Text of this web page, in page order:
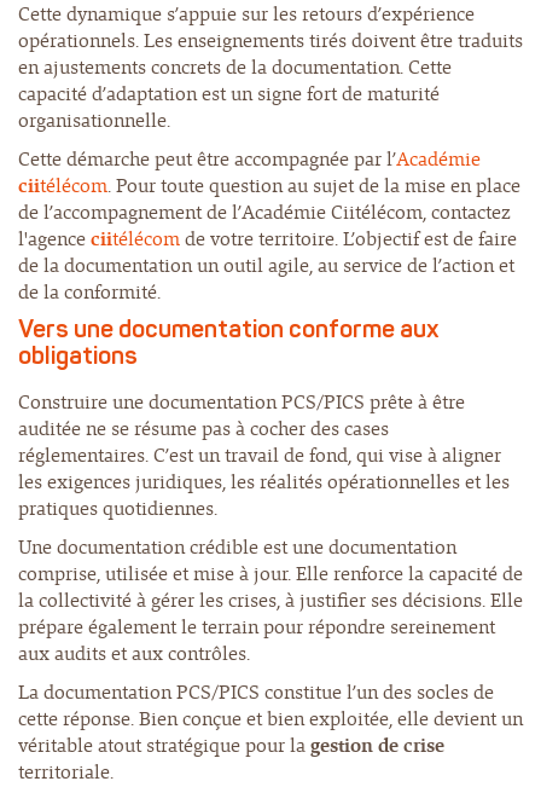
Cette dynamique s’appuie sur les retours d’expérience
opérationnels. Les enseignements tirés doivent être traduits
en ajustements concrets de la documentation. Cette
capacité d’adaptation est un signe fort de maturité
organisationnelle.
Cette démarche peut être accompagnée par l’Académie
ciitélécom. Pour toute question au sujet de la mise en place
de l’accompagnement de l’Académie Ciitélécom, contactez
l'agenceciitélécomde votre territoire. L’objectif est de faire
de la documentation un outil agile, au service de l’action et
de la conformité.
Vers une documentation conforme aux
obligations
Construire une documentation PCS/PICS prête à être
auditée ne se résume pas à cocher des cases
réglementaires. C’est un travail de fond, qui vise à aligner
les exigences juridiques, les réalités opérationnelles et les
pratiques quotidiennes.
Une documentation crédible est une documentation
comprise, utilisée et mise à jour. Elle renforce la capacité de
la collectivité à gérer les crises, à justifier ses décisions. Elle
prépare également le terrain pour répondre sereinement
aux audits et aux contrôles.
La documentation PCS/PICS constitue l’un des socles de
cette réponse. Bien conçue et bien exploitée, elle devient un
véritable atout stratégique pour lagestion de crise
territoriale.